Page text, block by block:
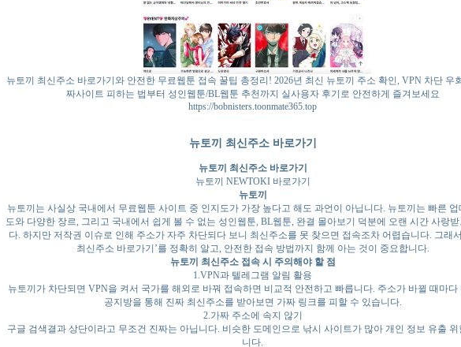
뉴토끼 최신주소 바로가기와 안전한 무료웹툰 접속 꿀팁 총정리! 2026년 최신 뉴토끼 주소 확인, VPN 차단 우
짜사이트 피하는 법부터 성인웹툰/BL웹툰 추천까지 실사용자 후기로 안전하게 즐겨보세요
https://bobnisters.toonmate365.top
뉴토끼 최신주소 바로가기
뉴토끼 최신주소 바로가기
뉴토끼 NEWTOKI 바로가기
뉴토끼
뉴토끼는 사실상 국내에서 무료웹툰 사이트 중 인지도가 가장 높다고 해도 과언이 아닙니다. 뉴토끼는 빠른 업
도와 다양한 장르, 그리고 국내에서 쉽게 볼 수 없는 성인웹툰, BL웹툰, 완결 몰아보기 덕분에 오랜 시간 사랑받
다. 하지만 저작권 이슈로 인해 주소가 자주 차단되다 보니 최신주소를 못 찾으면 접속조차 어렵습니다. 그래서
최신주소 바로가기’를 정확히 알고, 안전한 접속 방법까지 함께 아는 것이 중요합니다.
뉴토끼 최신주소 접속 시 주의해야 할 점
1.VPN과 텔레그램 알림 활용
뉴토끼가 차단되면 VPN을 켜서 국가를 해외로 바꿔 접속하면 비교적 안전하고 빠릅니다. 주소가 바뀔 때마다
공지방을 통해 진짜 최신주소를 받아보면 가짜 링크를 피할 수 있습니다.
2.가짜 주소에 속지 않기
구글 검색결과 상단이라고 무조건 진짜는 아닙니다. 비슷한 도메인으로 낚시 사이트가 많아 개인 정보 유출 위
니다.